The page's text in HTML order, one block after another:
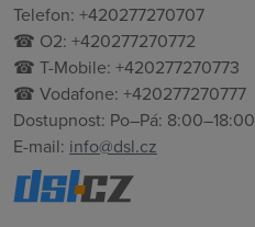
Telefon: +420277270707
☎ O2: +420277270772
☎ T-Mobile: +420277270773
☎ Vodafone: +420277270777
Dostupnost: Po–Pá: 8:00–18:00
E-mail: info@dsl.cz